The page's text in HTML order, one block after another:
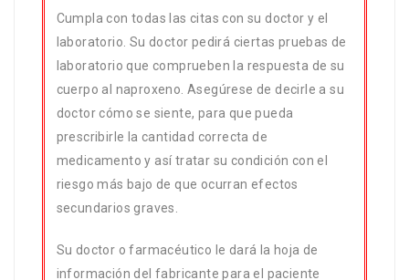
Cumpla con todas las citas con su doctor y el
laboratorio. Su doctor pedirá ciertas pruebas de
laboratorio que comprueben la respuesta de su
cuerpo al naproxeno. Asegúrese de decirle a su
doctor cómo se siente, para que pueda
prescribirle la cantidad correcta de
medicamento y así tratar su condición con el
riesgo más bajo de que ocurran efectos
secundarios graves.
Su doctor o farmacéutico le dará la hoja de
información del fabricante para el paciente